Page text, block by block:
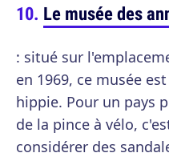
Le musée des
: situé sur
en 1969, ce musée
hippie. Pour un pays
de la pince à vélo,
considérer des